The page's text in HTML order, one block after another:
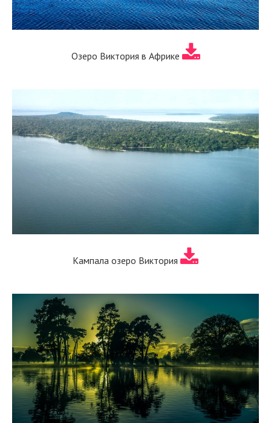
Озеро Виктория в Африке
Кампала озеро Виктория